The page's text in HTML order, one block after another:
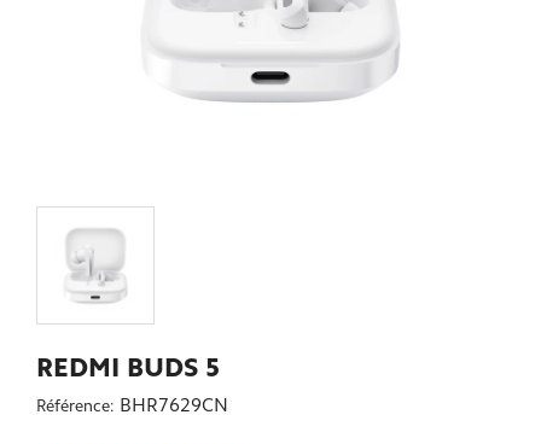
REDMI BUDS 5
Référence: BHR7629CN